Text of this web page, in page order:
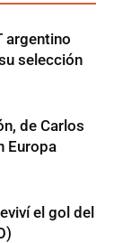
argentino
selección
de Carlos
Europa
el gol del